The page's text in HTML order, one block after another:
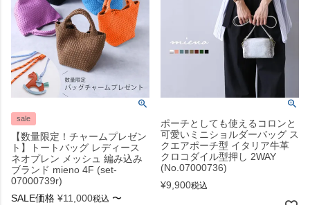
sale
【数量限定！チャームプレゼン
ト】トートバッグ レディース
ネオプレン メッシュ 編み込み
ブランド mieno 4F (set-
07000739r)
SALE価格 ¥11,000税込 〜
ポーチとしても使えるコロンと
可愛いミニショルダーバッグ ス
クエアポーチ型 イタリア牛革
クロコダイル型押し 2WAY
(No.07000736)
¥9,900税込